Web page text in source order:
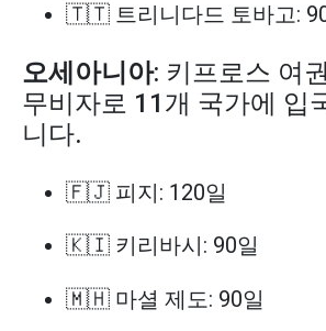
🇹🇹 트리니다드 토바고:
오세아니아: 키프로스 여
무비자로 11개 국가에 입
니다.
🇫🇯 피지: 120일
🇰🇮 키리바시: 90일
🇲🇭 마셜 제도: 90일